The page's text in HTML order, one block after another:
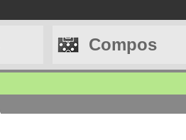
Compos